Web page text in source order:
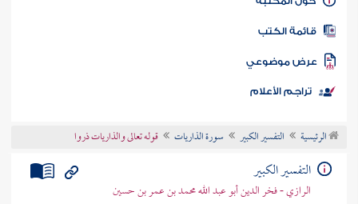
المكتبة
الكتب
موضوعي
تراجم الأعلام
الرئيسية التفسير الكبير سورة الذاريات قوله تعالى والذاريات ذروا
التفسير الكبير
الرازي - فخر الدين أبو عبد الله محمد بن عمر بن حسين